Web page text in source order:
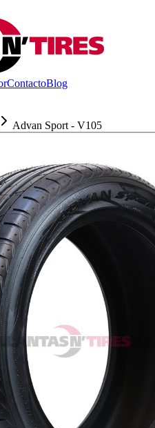
ContactoBlog
Advan Sport - V105